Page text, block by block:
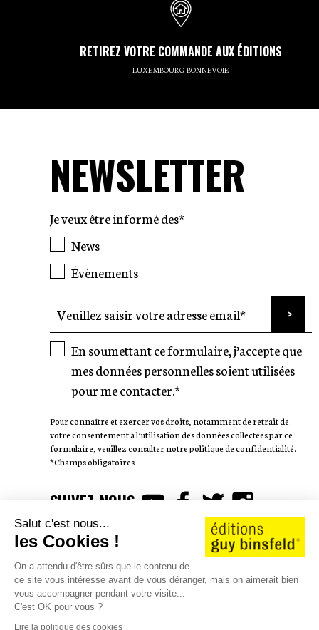
RETIREZ VOTRE COMMANDE AUX ÉDITIONS
LUXEMBOURG-BONNEVOIE
NEWSLETTER
Je veux être informé des*
News
Évènements
En soumettant ce formulaire, j’accepte que
mes données personnelles soient utilisées
pour me contacter.*
Pour connaître et exercer vos droits, notamment de retrait de
votre consentement à l’utilisation des données collectées par ce
formulaire, veuillez consulter notre politique de confidentialité.
*Champs obligatoires
SUIVEZ-NOUS
AUTEURS
WE LOVE STORIES
CATALOGUE 25/26
Salut c'est nous...
les Cookies !
On a attendu d'être sûrs que le contenu de
ce site vous intéresse avant de vous déranger, mais on aimerait bien
vous accompagner pendant votre visite...
C'est OK pour vous ?
Lire la politique des cookies